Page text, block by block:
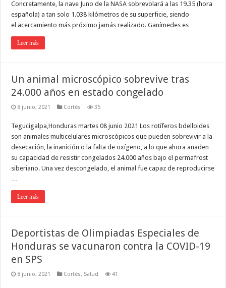
Concretamente, la nave Juno de la NASA sobrevolará a las 19.35 (hora
española) a tan solo 1.038 kilómetros de su superficie, siendo
el acercamiento más próximo jamás realizado. Ganímedes es …
Leer más
Un animal microscópico sobrevive tras
24.000 años en estado congelado
8 junio, 2021 Cortés 35
Tegucigalpa,Honduras martes 08 junio 2021 Los rotíferos bdelloides
son animales multicelulares microscópicos que pueden sobrevivir a la
desecación, la inanición o la falta de oxígeno, a lo que ahora añaden
su capacidad de resistir congelados 24.000 años bajo el permafrost
siberiano. Una vez descongelado, el animal fue capaz de reproducirse
Leer más
Deportistas de Olimpiadas Especiales de
Honduras se vacunaron contra la COVID-19
en SPS
8 junio, 2021 Cortés, Salud 41